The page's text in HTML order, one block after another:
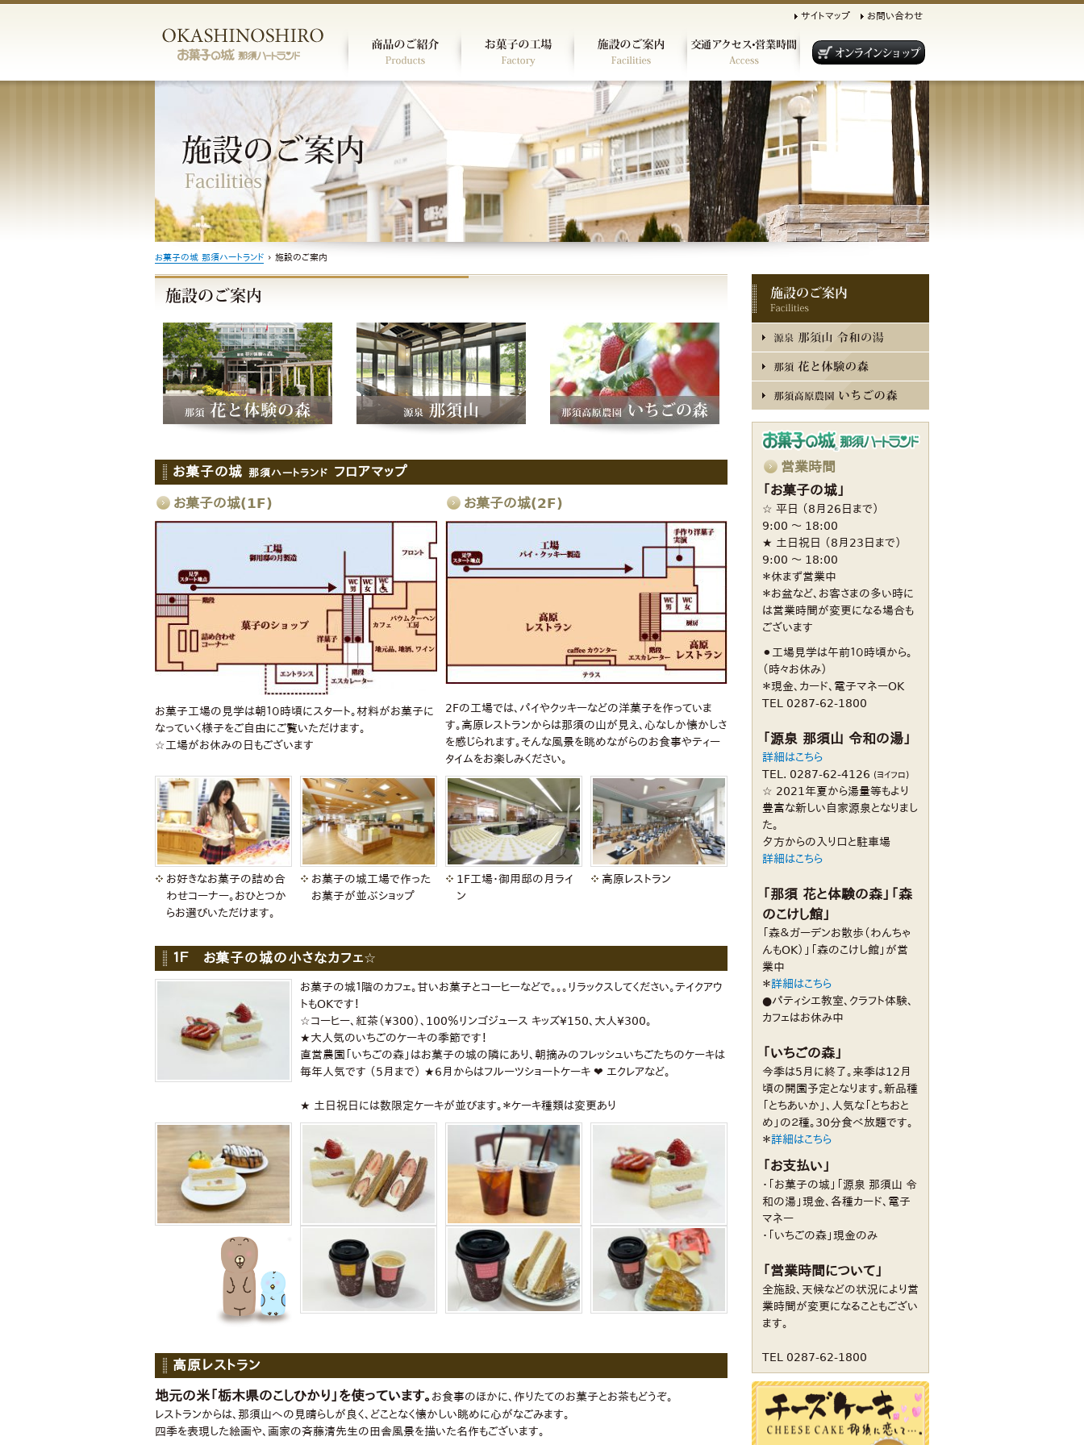
サイトマップ お問い合わせ
お菓子の城 那須ハートランド › 施設のご案内
お菓子の城那須ハートランド フロアマップ
お菓子の城(1F)
お菓子工場の見学は朝１０時頃にスタート。材料がお菓子に
なっていく様子をご自由にご覧いただけます。
☆工場がお休みの日もございます
お菓子の城(2F)
2Fの工場では、パイやクッキーなどの洋菓子を作っていま
す。高原レストランからは那須の山が見え、心なしか懐かしさ
を感じられます。そんな風景を眺めながらのお食事やティー
タイムをお楽しみください。
お好きなお菓子の詰め合
わせコーナー。おひとつか
らお選びいただけます。
お菓子の城工場で作った
お菓子が並ぶショップ
1F工場・御用邸の月ライ
ン
高原レストラン
１Ｆ お菓子の城の小さなカフェ☆
お菓子の城１階のカフェ。甘いお菓子とコーヒーなどで。。。リラックスしてください。テイクアウ
トもOKです！
☆コーヒー、紅茶（¥300）、100％リンゴジュース キッズ¥150、大人¥300。
★大人気のいちごのケーキの季節です！
直営農園「いちごの森」はお菓子の城の隣にあり、朝摘みのフレッシュいちごたちのケーキは
毎年人気です （5月まで） ★6月からはフルーツショートケーキ ❤︎ エクレアなど。
★ 土日祝日には数限定ケーキが並びます。＊ケーキ種類は変更あり
高原レストラン
地元の米「栃木県のこしひかり」を使っています。 お食事のほかに、作りたてのお菓子とお茶もどうぞ。
レストランからは、那須山への見晴らしが良く、どことなく懐かしい眺めに心がなごみます。
四季を表現した絵画や、画家の斉藤清先生の田舎風景を描いた名作もございます。
営業時間
「お菓子の城」
☆ 平日 （8月26日まで）
9:00 〜 18:00
★ 土日祝日 （8月23日まで）
9:00 〜 18:00
＊休まず営業中
＊お盆など、お客さまの多い時に
は営業時間が変更になる場合も
ございます
⚫︎工場見学は午前１０時頃から。
（時々お休み）
＊現金、カード、電子マネーOK
TEL 0287-62-1800
「源泉 那須山 令和の湯」
詳細はこちら
TEL. 0287-62-4126 (ヨイフロ)
☆ 2021年夏から湯量等もより
豊富な新しい自家源泉となりまし
た。
夕方からの入り口と駐車場
詳細はこちら
「那須 花と体験の森」「森
のこけし館」
「森＆ガーデンお散歩（わんちゃ
んもOK）」「森のこけし館」が営
業中
＊詳細はこちら
●パティシエ教室、クラフト体験、
カフェはお休み中
「いちごの森」
今季は5月に終了。来季は12月
頃の開園予定となります。新品種
「とちあいか」、人気な「とちおと
め」の２種。30分食べ放題です。
＊詳細はこちら
「お支払い」
・「お菓子の城」「源泉 那須山 令
和の湯」現金、各種カード、電子
マネー
・「いちごの森」現金のみ
「営業時間について」
全施設、天候などの状況により営
業時間が変更になることもござい
ます。
TEL 0287-62-1800